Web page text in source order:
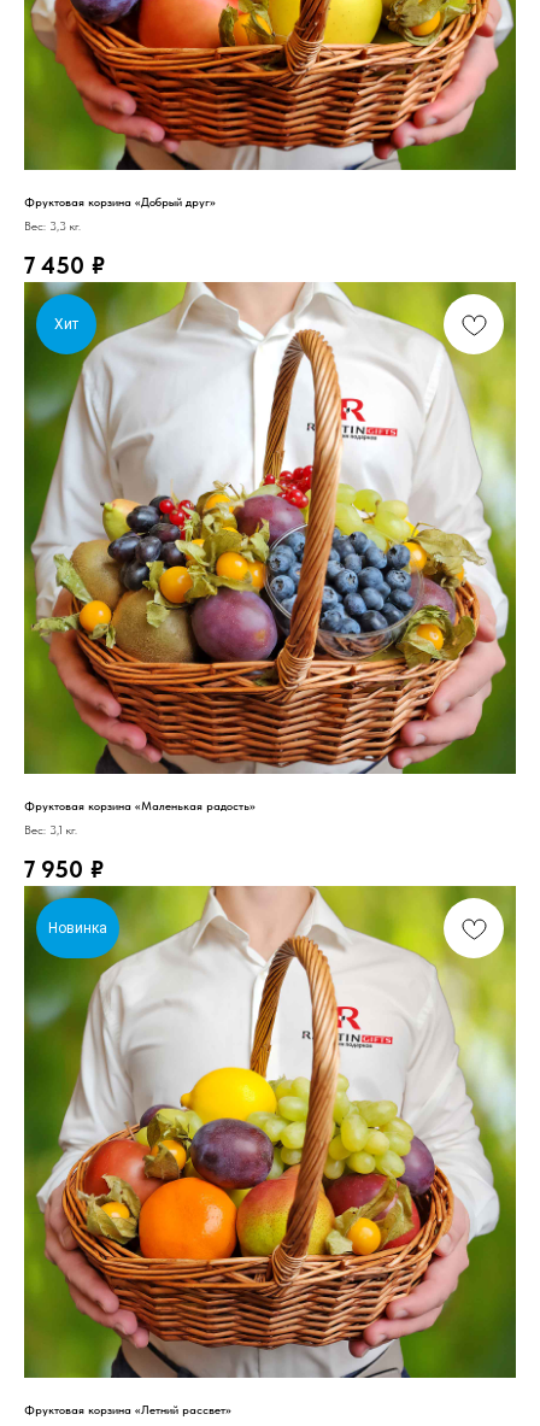
Фруктовая корзина «Добрый друг»
Вес: 3,3 кг.
7 450 ₽
Хит
Фруктовая корзина «Маленькая радость»
Вес: 3,1 кг.
7 950 ₽
Новинка
Фруктовая корзина «Летний рассвет»